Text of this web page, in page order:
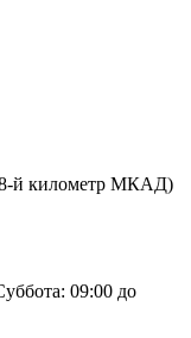
й километр МКАД)
09:00 до